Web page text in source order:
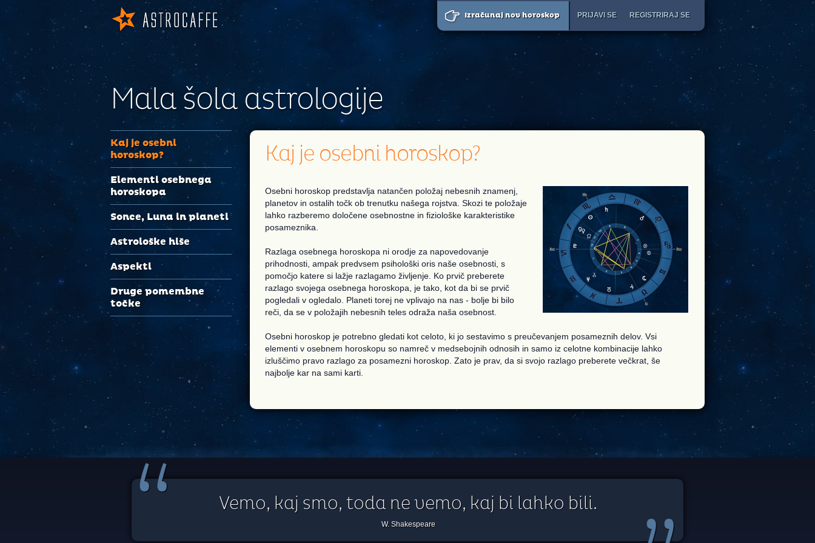
Izračunaj nov horoskop PRIJAVI SE REGISTRIRAJ SE
Mala šola astrologije
Kaj je osebni
horoskop?
Elementi osebnega
horoskopa
Sonce, Luna in planeti
Astrološke hiše
Aspekti
Druge pomembne
točke
Kaj je osebni horoskop?
Osebni horoskop predstavlja natančen položaj nebesnih znamenj,
planetov in ostalih točk ob trenutku našega rojstva. Skozi te položaje
lahko razberemo določene osebnostne in fiziološke karakteristike
posameznika.
Razlaga osebnega horoskopa ni orodje za napovedovanje
prihodnosti, ampak predvsem psihološki oris naše osebnosti, s
pomočjo katere si lažje razlagamo življenje. Ko prvič preberete
razlago svojega osebnega horoskopa, je tako, kot da bi se prvič
pogledali v ogledalo. Planeti torej ne vplivajo na nas - bolje bi bilo
reči, da se v položajih nebesnih teles odraža naša osebnost.
Osebni horoskop je potrebno gledati kot celoto, ki jo sestavimo s preučevanjem posameznih delov. Vsi
elementi v osebnem horoskopu so namreč v medsebojnih odnosih in samo iz celotne kombinacije lahko
izluščimo pravo razlago za posamezni horoskop. Zato je prav, da si svojo razlago preberete večkrat, še
najbolje kar na sami karti.
“ Vemo, kaj smo, toda ne vemo, kaj bi lahko bili.
W. Shakespeare